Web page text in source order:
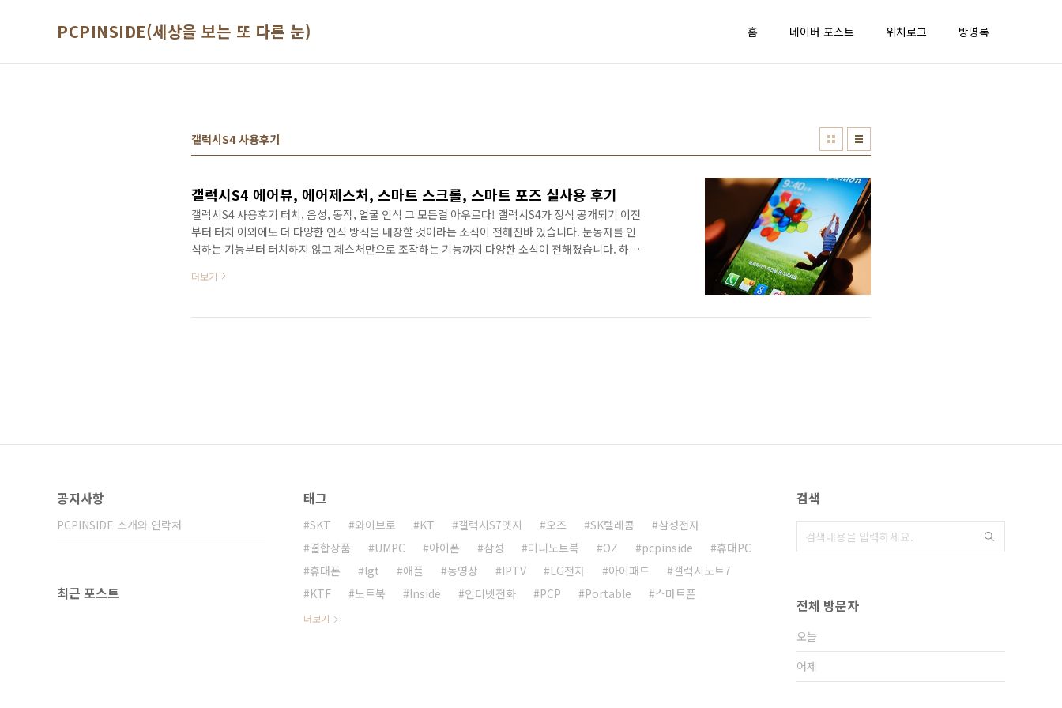
PCPINSIDE(세상을 보는 또 다른 눈) 홈 네이버 포스트 위치로그 방명록
갤럭시S4 사용후기
갤럭시S4 에어뷰, 에어제스처, 스마트 스크롤, 스마트 포즈 실사용 후기
갤럭시S4 사용후기 터치, 음성, 동작, 얼굴 인식 그 모든걸 아우르다! 갤럭시S4가 정식 공개되기 이전
부터 터치 이외에도 더 다양한 인식 방식을 내장할 것이라는 소식이 전해진바 있습니다. 눈동자를 인
식하는 기능부터 터치하지 않고 제스처만으로 조작하는 기능까지 다양한 소식이 전해졌습니다. 하지
혀 새롭다고 할 수는 없었습니다. 정말 중요한 건 이 기능을 담아내는 것이 아닌 얼마나 더 정확하고 더
로 미리보기 - 에어뷰(Air View) 갤럭시노트2의 경우 에어뷰 기능이 담겨져 있습니다. 에어뷰는 S펜
더보기
공지사항
PCPINSIDE 소개와 연락처
최근 포스트
태그
SKT 와이브로 KT 갤럭시S7엣지 오즈 SK텔레콤
삼성전자
결합상품
UMPC 아이폰 삼성 미니노트북 OZ pcpinside
휴대PC
휴대폰
lgt 애플 동영상 IPTV LG전자 아이패드
갤럭시노트7
KTF
노트북 Inside 인터넷전화 PCP Portable 스마트폰
더보기
검색
전체 방문자
오늘
어제